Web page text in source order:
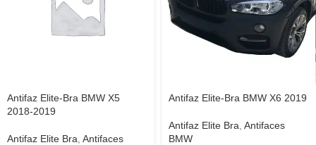
Antifaz Elite-Bra BMW X5
2018-2019
Antifaz Elite Bra Antifaces
Antifaz Elite-Bra BMW X6 2019
Antifaz Elite Bra Antifaces
BMW